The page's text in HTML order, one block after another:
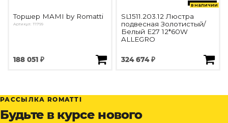
Торшер MAMI by Romatti
Артикул: T1799
188 051 ₽
в наличии
SL1511.203.12 Люстра
подвесная Золотистый/
Белый E27 12*60W
ALLEGRO
324 674 ₽
РАССЫЛКА ROMATTI
Будьте в курсе нового